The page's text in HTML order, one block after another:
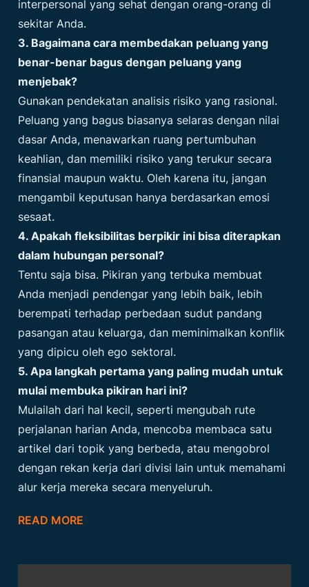
interpersonal yang sehat dengan orang-orang di
sekitar Anda.
3. Bagaimana cara membedakan peluang yang
benar-benar bagus dengan peluang yang
menjebak?
Gunakan pendekatan analisis risiko yang rasional.
Peluang yang bagus biasanya selaras dengan nilai
dasar Anda, menawarkan ruang pertumbuhan
keahlian, dan memiliki risiko yang terukur secara
finansial maupun waktu. Oleh karena itu, jangan
mengambil keputusan hanya berdasarkan emosi
sesaat.
4. Apakah fleksibilitas berpikir ini bisa diterapkan
dalam hubungan personal?
Tentu saja bisa. Pikiran yang terbuka membuat
Anda menjadi pendengar yang lebih baik, lebih
berempati terhadap perbedaan sudut pandang
pasangan atau keluarga, dan meminimalkan konflik
yang dipicu oleh ego sektoral.
5. Apa langkah pertama yang paling mudah untuk
mulai membuka pikiran hari ini?
Mulailah dari hal kecil, seperti mengubah rute
perjalanan harian Anda, mencoba membaca satu
artikel dari topik yang berbeda, atau mengobrol
dengan rekan kerja dari divisi lain untuk memahami
alur kerja mereka secara menyeluruh.
READ MORE